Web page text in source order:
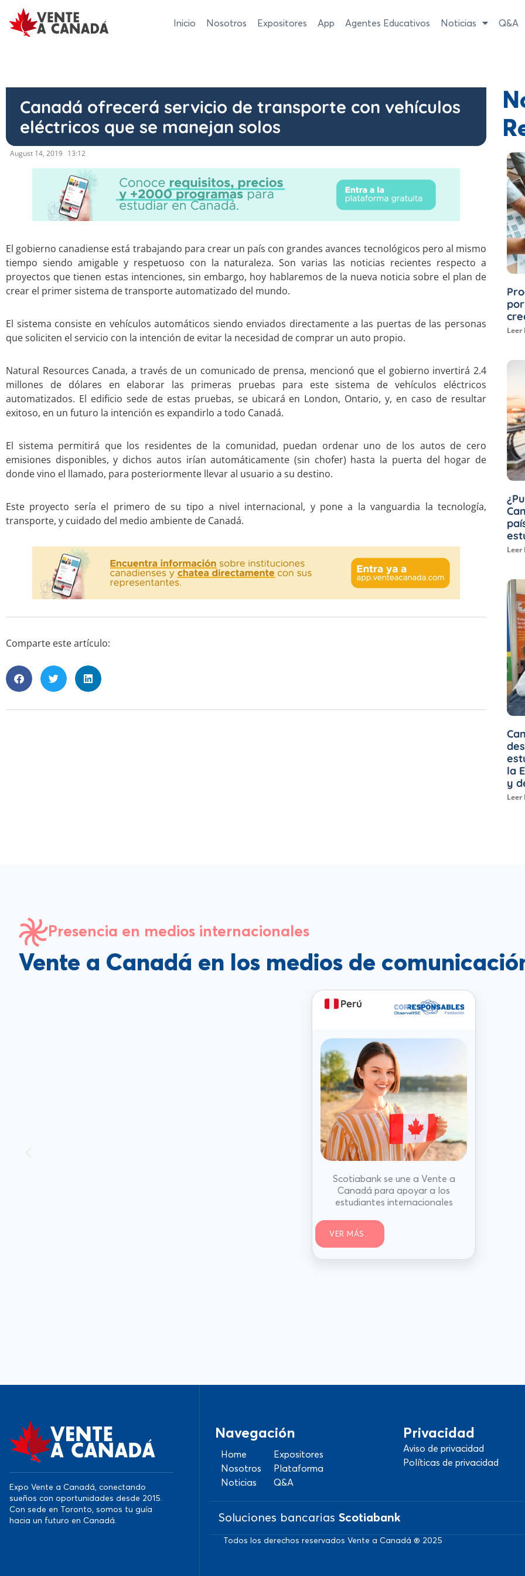
Inicio Nosotros Expositores App Agentes Educativos Noticias Q&A
Canadá ofrecerá servicio de transporte con vehículos
eléctricos que se manejan solos
August 14, 2019 13:12
El gobierno canadiense está trabajando para crear un país con grandes avances tecnológicos pero al mismo
tiempo siendo amigable y respetuoso con la naturaleza. Son varias las noticias recientes respecto a
proyectos que tienen estas intenciones, sin embargo, hoy hablaremos de la nueva noticia sobre el plan de
crear el primer sistema de transporte automatizado del mundo.
El sistema consiste en vehículos automáticos siendo enviados directamente a las puertas de las personas
que soliciten el servicio con la intención de evitar la necesidad de comprar un auto propio.
Natural Resources Canada, a través de un comunicado de prensa, mencionó que el gobierno invertirá 2.4
millones de dólares en elaborar las primeras pruebas para este sistema de vehículos eléctricos
automatizados. El edificio sede de estas pruebas, se ubicará en London, Ontario, y, en caso de resultar
exitoso, en un futuro la intención es expandirlo a todo Canadá.
El sistema permitirá que los residentes de la comunidad, puedan ordenar uno de los autos de cero
emisiones disponibles, y dichos autos irían automáticamente (sin chofer) hasta la puerta del hogar de
donde vino el llamado, para posteriormente llevar al usuario a su destino.
Este proyecto sería el primero de su tipo a nivel internacional, y pone a la vanguardia la tecnología,
transporte, y cuidado del medio ambiente de Canadá.
Comparte este artículo:
Leer
Leer
la
y
Leer
Presencia en medios internacionales
Vente a Canadá en los medios de
Perú
Scotiabank se une a Vente a
Canadá para apoyar a los
estudiantes internacionales
VER MÁS...
Expo Vente a Canadá, conectando
sueños con oportunidades desde 2015.
Con sede en Toronto, somos tu guía
hacia un futuro en Canadá.
Navegación
Home
Nosotros
Noticias
Expositores
Plataforma
Q&A
Privacidad
Aviso de privacidad
Políticas de privacidad
Soluciones bancarias Scotiabank
Todos los derechos reservados Vente a Canadá ® 2025